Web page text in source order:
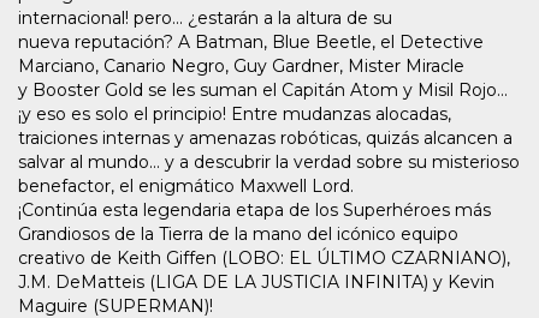
internacional! pero... ¿estarán a la altura de su
nueva reputación? A Batman, Blue Beetle, el Detective
Marciano, Canario Negro, Guy Gardner, Mister Miracle
y Booster Gold se les suman el Capitán Atom y Misil Rojo...
¡y eso es solo el principio! Entre mudanzas alocadas,
traiciones internas y amenazas robóticas, quizás alcancen a
salvar al mundo... y a descubrir la verdad sobre su misterioso
benefactor, el enigmático Maxwell Lord.
¡Continúa esta legendaria etapa de los Superhéroes más
Grandiosos de la Tierra de la mano del icónico equipo
creativo de Keith Giffen (LOBO: EL ÚLTIMO CZARNIANO),
J.M. DeMatteis (LIGA DE LA JUSTICIA INFINITA) y Kevin
Maguire (SUPERMAN)!